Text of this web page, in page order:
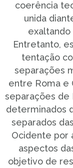
coerência
unida
Entretanto,
tentação
separações
entre Roma e
separações de
determinados
separados
Ocidente por
aspectos
objetivo de